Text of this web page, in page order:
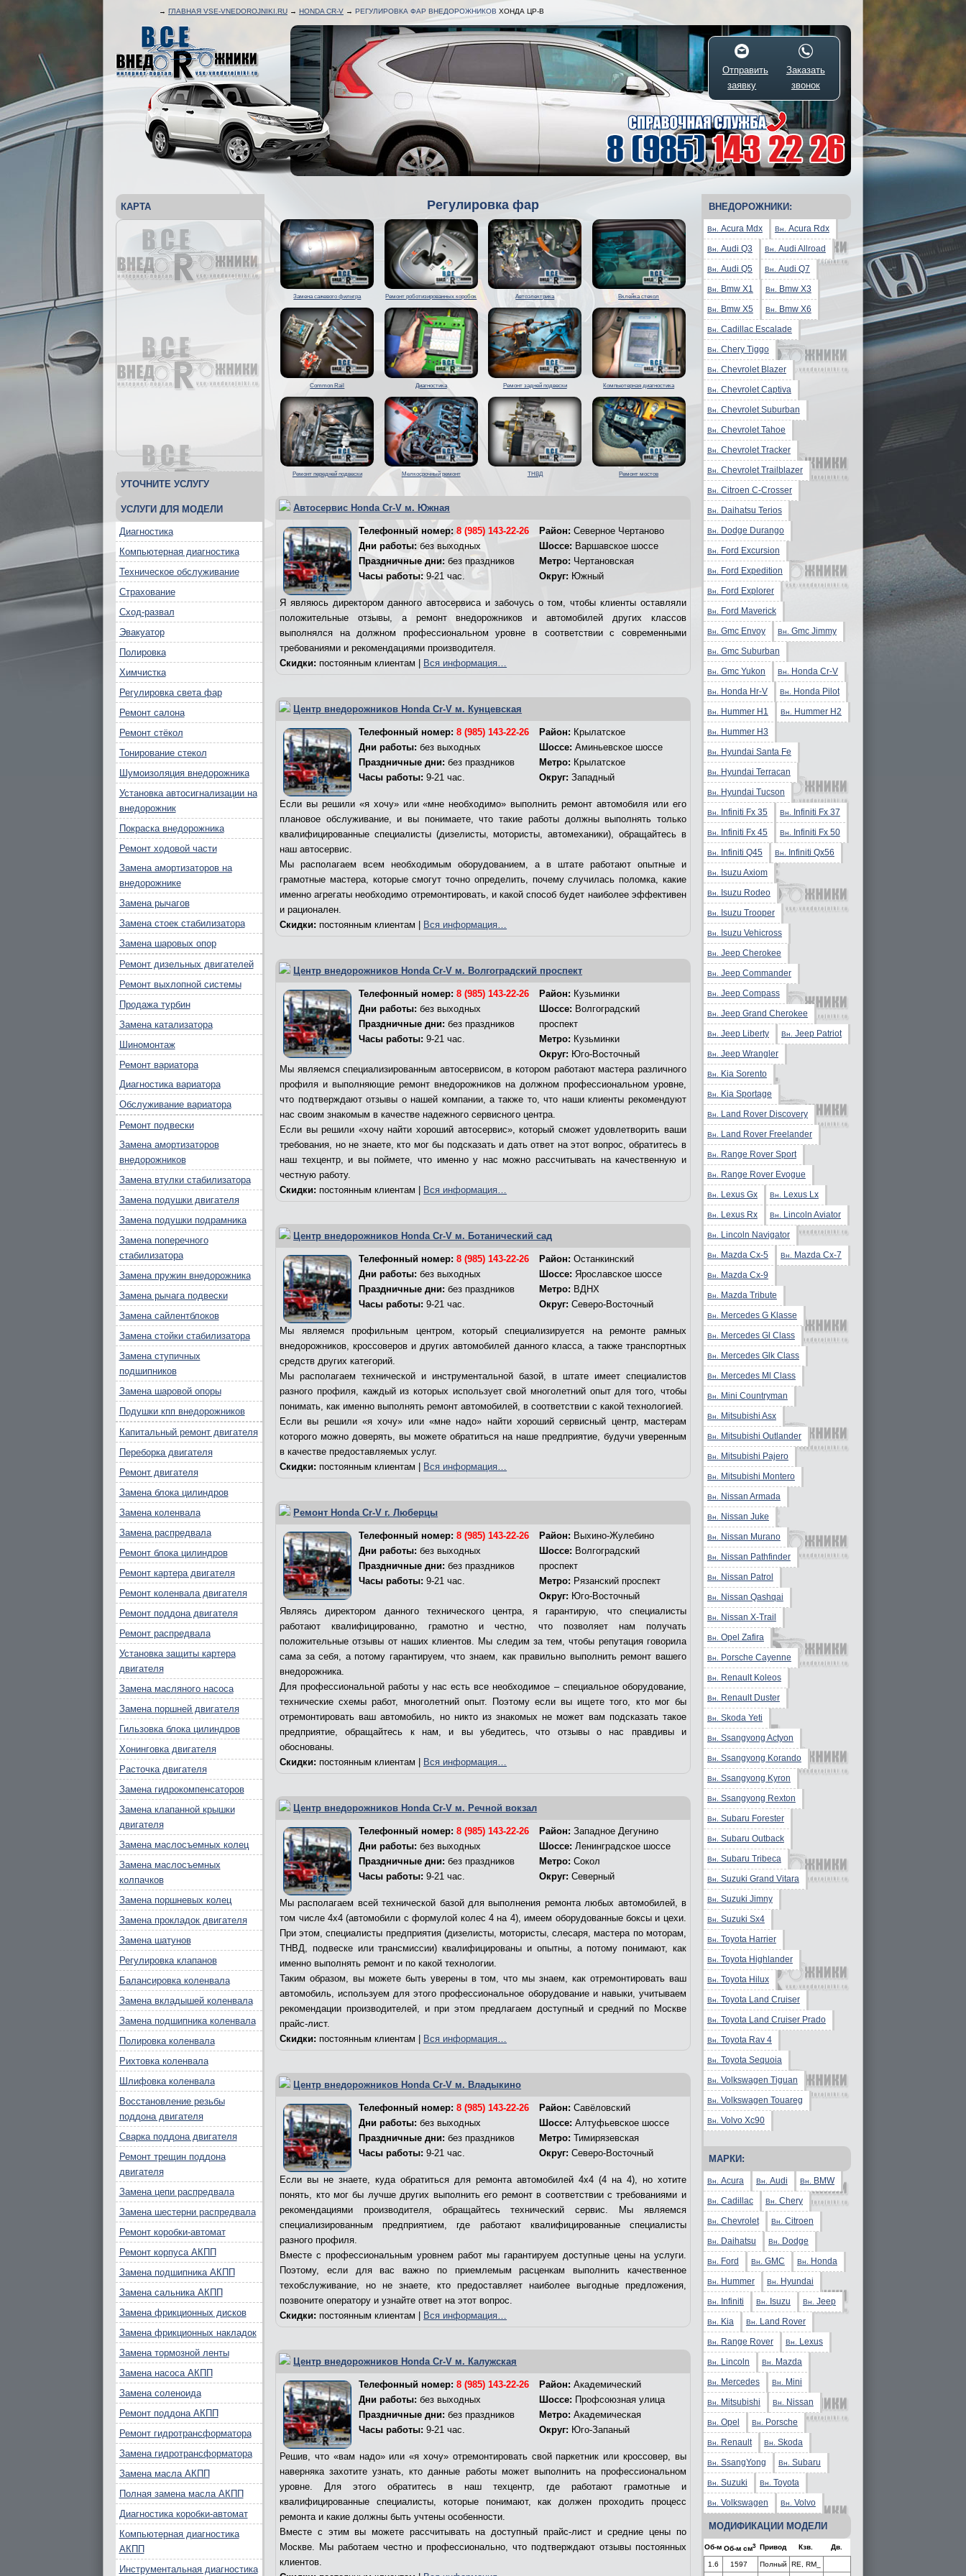
→ ГЛАВНАЯ VSE-VNEDOROJNIKI.RU → HONDA CR-V → РЕГУЛИРОВКА ФАР ВНЕДОРОЖНИКОВ ХОНДА ЦР-В
Отправить
заявку
Заказать
звонок
Регулировка фар
Замена сажевого фильтра Ремонт роботизированных коробок Автоэлектрика Вклейка стекол
Common Rail Диагностика Ремонт задней подвески Компьютерная диагностика
Ремонт передней подвески Мелкосрочный ремонт ТНВД Ремонт мостов
Автосервис Honda Cr-V м. Южная
Телефонный номер:8 (985) 143-22-26
Дни работы: без выходных
Праздничные дни: без праздников
Часы работы:9-21 час.
Район: Северное Чертаново
Шоссе: Варшавское шоссе
Метро: Чертановская
Округ: Южный
Я являюсь директором данного автосервиса и забочусь о том, чтобы клиенты оставляли
положительные отзывы, а ремонт внедорожников и автомобилей других классов
выполнялся на должном профессиональном уровне в соответствии с современными
требованиями и рекомендациями производителя.
Скидки: постоянным клиентам | Вся информация…
Центр внедорожников Honda Cr-V м. Кунцевская
Телефонный номер:8 (985) 143-22-26
Дни работы: без выходных
Праздничные дни: без праздников
Часы работы: 9-21 час.
Район: Крылатское
Шоссе: Аминьевское шоссе
Метро: Крылатское
Округ: Западный
Если вы решили «я хочу» или «мне необходимо» выполнить ремонт автомобиля или его
плановое обслуживание, и вы понимаете, что такие работы должны выполнять только
квалифицированные специалисты (дизелисты, мотористы, автомеханики), обращайтесь в
наш автосервис.
Мы располагаем всем необходимым оборудованием, а в штате работают опытные и
грамотные мастера, которые смогут точно определить, почему случилась поломка, какие
именно агрегаты необходимо отремонтировать, и какой способ будет наиболее эффективен
и рационален.
Скидки: постоянным клиентам | Вся информация…
Центр внедорожников Honda Cr-V м. Волгоградский проспект
Телефонный номер:8 (985) 143-22-26
Дни работы: без выходных
Праздничные дни: без праздников
Часы работы: 9-21 час.
Район: Кузьминки
Шоссе: Волгоградский
проспект
Метро: Кузьминки
Округ: Юго-Восточный
Мы являемся специализированным автосервисом, в котором работают мастера различного
профиля и выполняющие ремонт внедорожников на должном профессиональном уровне,
что подтверждают отзывы о нашей компании, а также то, что наши клиенты рекомендуют
нас своим знакомым в качестве надежного сервисного центра.
Если вы решили «хочу найти хороший автосервис», который сможет удовлетворить ваши
требования, но не знаете, кто мог бы подсказать и дать ответ на этот вопрос, обратитесь в
наш техцентр, и вы поймете, что именно у нас можно рассчитывать на качественную и
честную работу.
Скидки: постоянным клиентам | Вся информация…
Центр внедорожников Honda Cr-V м. Ботанический сад
Телефонный номер:8 (985) 143-22-26
Дни работы: без выходных
Праздничные дни: без праздников
Часы работы: 9-21 час.
Район: Останкинский
Шоссе: Ярославское шоссе
Метро: ВДНХ
Округ: Северо-Восточный
Мы являемся профильным центром, который специализируется на ремонте рамных
внедорожников, кроссоверов и других автомобилей данного класса, а также транспортных
средств других категорий.
Мы располагаем технической и инструментальной базой, в штате имеет специалистов
разного профиля, каждый из которых использует свой многолетний опыт для того, чтобы
понимать, как именно выполнять ремонт автомобилей, в соответствии с какой технологией.
Если вы решили «я хочу» или «мне надо» найти хороший сервисный центр, мастерам
которого можно доверять, вы можете обратиться на наше предприятие, будучи уверенным
в качестве предоставляемых услуг.
Скидки: постоянным клиентам | Вся информация…
Ремонт Honda Cr-V г. Люберцы
Телефонный номер:8 (985) 143-22-26
Дни работы: без выходных
Праздничные дни: без праздников
Часы работы: 9-21 час.
Район: Выхино-Жулебино
Шоссе: Волгоградский
проспект
Метро: Рязанский проспект
Округ: Юго-Восточный
Являясь директором данного технического центра, я гарантирую, что специалисты
работают квалифицированно, грамотно и честно, что позволяет нам получать
положительные отзывы от наших клиентов. Мы следим за тем, чтобы репутация говорила
сама за себя, а потому гарантируем, что знаем, как правильно выполнить ремонт вашего
внедорожника.
Для профессиональной работы у нас есть все необходимое – специальное оборудование,
технические схемы работ, многолетний опыт. Поэтому если вы ищете того, кто мог бы
отремонтировать ваш автомобиль, но никто из знакомых не может вам подсказать такое
предприятие, обращайтесь к нам, и вы убедитесь, что отзывы о нас правдивы и
обоснованы.
Скидки: постоянным клиентам | Вся информация…
Центр внедорожников Honda Cr-V м. Речной вокзал
Телефонный номер:8 (985) 143-22-26
Дни работы: без выходных
Праздничные дни: без праздников
Часы работы: 9-21 час.
Район: Западное Дегунино
Шоссе: Ленинградское шоссе
Метро: Сокол
Округ: Северный
Мы располагаем всей технической базой для выполнения ремонта любых автомобилей, в
том числе 4х4 (автомобили с формулой колес 4 на 4), имеем оборудованные боксы и цехи.
При этом, специалисты предприятия (дизелисты, мотористы, слесаря, мастера по моторам,
ТНВД, подвеске или трансмиссии) квалифицированы и опытны, а потому понимают, как
именно выполнять ремонт и по какой технологии.
Таким образом, вы можете быть уверены в том, что мы знаем, как отремонтировать ваш
автомобиль, используем для этого профессиональное оборудование и навыки, учитываем
рекомендации производителей, и при этом предлагаем доступный и средний по Москве
прайс-лист.
Скидки: постоянным клиентам | Вся информация…
Центр внедорожников Honda Cr-V м. Владыкино
Телефонный номер:8 (985) 143-22-26
Дни работы: без выходных
Праздничные дни: без праздников
Часы работы: 9-21 час.
Район: Савёловский
Шоссе: Алтуфьевское шоссе
Метро: Тимирязевская
Округ: Северо-Восточный
Если вы не знаете, куда обратиться для ремонта автомобилей 4х4 (4 на 4), но хотите
понять, кто мог бы лучше других выполнить его ремонт в соответствии с требованиями и
рекомендациями производителя, обращайтесь технический сервис. Мы являемся
специализированным предприятием, где работают квалифицированные специалисты
разного профиля.
Вместе с профессиональным уровнем работ мы гарантируем доступные цены на услуги.
Поэтому, если для вас важно по приемлемым расценкам выполнить качественное
техобслуживание, но не знаете, кто предоставляет наиболее выгодные предложения,
позвоните оператору и узнайте ответ на этот вопрос.
Скидки: постоянным клиентам | Вся информация…
Центр внедорожников Honda Cr-V м. Калужская
Телефонный номер:8 (985) 143-22-26
Дни работы: без выходных
Праздничные дни: без праздников
Часы работы: 9-21 час.
Район: Академический
Шоссе: Профсоюзная улица
Метро: Академическая
Округ: Юго-Запаный
Решив, что «вам надо» или «я хочу» отремонтировать свой паркетник или кроссовер, вы
наверняка захотите узнать, кто данные работы может выполнить на профессиональном
уровне. Для этого обратитесь в наш техцентр, где работают грамотные и
квалифицированные специалисты, которые понимают, как должен проходить процесс
ремонта и какие должны быть учтены особенности.
Вместе с этим вы можете рассчитывать на доступный прайс-лист и средние цены по
Москве. Мы работаем честно и профессионально, что подтверждают отзывы постоянных
клиентов.
КАРТА
УТОЧНИТЕ УСЛУГУ
УСЛУГИ ДЛЯ МОДЕЛИ
Диагностика
Компьютерная диагностика
Техническое обслуживание
Страхование
Сход-развал
Эвакуатор
Полировка
Химчистка
Регулировка света фар
Ремонт салона
Ремонт стёкол
Тонирование стекол
Шумоизоляция внедорожника
Установка автосигнализации на
внедорожник
Покраска внедорожника
Ремонт ходовой части
Замена амортизаторов на
внедорожнике
Замена рычагов
Замена стоек стабилизатора
Замена шаровых опор
Ремонт дизельных двигателей
Ремонт выхлопной системы
Продажа турбин
Замена катализатора
Шиномонтаж
Ремонт вариатора
Диагностика вариатора
Обслуживание вариатора
Ремонт подвески
Замена амортизаторов
внедорожников
Замена втулки стабилизатора
Замена подушки двигателя
Замена подушки подрамника
Замена поперечного
стабилизатора
Замена пружин внедорожника
Замена рычага подвески
Замена сайлентблоков
Замена стойки стабилизатора
Замена ступичных
подшипников
Замена шаровой опоры
Подушки кпп внедорожников
Капитальный ремонт двигателя
Переборка двигателя
Ремонт двигателя
Замена блока цилиндров
Замена коленвала
Замена распредвала
Ремонт блока цилиндров
Ремонт картера двигателя
Ремонт коленвала двигателя
Ремонт поддона двигателя
Ремонт распредвала
Установка защиты картера
двигателя
Замена масляного насоса
Замена поршней двигателя
Гильзовка блока цилиндров
Хонинговка двигателя
Расточка двигателя
Замена гидрокомпенсаторов
Замена клапанной крышки
двигателя
Замена маслосъемных колец
Замена маслосъемных
колпачков
Замена поршневых колец
Замена прокладок двигателя
Замена шатунов
Регулировка клапанов
Балансировка коленвала
Замена вкладышей коленвала
Замена подшипника коленвала
Полировка коленвала
Рихтовка коленвала
Шлифовка коленвала
Восстановление резьбы
поддона двигателя
Сварка поддона двигателя
Ремонт трещин поддона
двигателя
Замена цепи распредвала
Замена шестерни распредвала
Ремонт коробки-автомат
Ремонт корпуса АКПП
Замена подшипника АКПП
Замена сальника АКПП
Замена фрикционных дисков
Замена фрикционных накладок
Замена тормозной ленты
Замена насоса АКПП
Замена соленоида
Ремонт поддона АКПП
Ремонт гидротрансформатора
Замена гидротрансформатора
Замена масла АКПП
Полная замена масла АКПП
Диагностика коробки-автомат
Компьютерная диагностика
АКПП
Инструментальная диагностика
ВНЕДОРОЖНИКИ:
Вн. Acura Mdx Вн. Acura Rdx
Вн. Audi Q3 Вн. Audi Allroad
Вн. Audi Q5 Вн. Audi Q7
Вн. Bmw X1 Вн. Bmw X3
Вн. Bmw X5 Вн. Bmw X6
Вн. Cadillac Escalade
Вн. Chery Tiggo
Вн. Chevrolet Blazer
Вн. Chevrolet Captiva
Вн. Chevrolet Suburban
Вн. Chevrolet Tahoe
Вн. Chevrolet Tracker
Вн. Chevrolet Trailblazer
Вн. Citroen C-Crosser
Вн. Daihatsu Terios
Вн. Dodge Durango
Вн. Ford Excursion
Вн. Ford Expedition
Вн. Ford Explorer
Вн. Ford Maverick
Вн. Gmc Envoy Вн. Gmc Jimmy
Вн. Gmc Suburban
Вн. Gmc Yukon Вн. Honda Cr-V
Вн. Honda Hr-V Вн. Honda Pilot
Вн. Hummer H1 Вн. Hummer H2
Вн. Hummer H3
Вн. Hyundai Santa Fe
Вн. Hyundai Terracan
Вн. Hyundai Tucson
Вн. Infiniti Fx 35 Вн. Infiniti Fx 37
Вн. Infiniti Fx 45 Вн. Infiniti Fx 50
Вн. Infiniti Q45 Вн. Infiniti Qx56
Вн. Isuzu Axiom
Вн. Isuzu Rodeo
Вн. Isuzu Trooper
Вн. Isuzu Vehicross
Вн. Jeep Cherokee
Вн. Jeep Commander
Вн. Jeep Compass
Вн. Jeep Grand Cherokee
Вн. Jeep Liberty Вн. Jeep Patriot
Вн. Jeep Wrangler
Вн. Kia Sorento
Вн. Kia Sportage
Вн. Land Rover Discovery
Вн. Land Rover Freelander
Вн. Range Rover Sport
Вн. Range Rover Evogue
Вн. Lexus Gx Вн. Lexus Lx
Вн. Lexus Rx Вн. Lincoln Aviator
Вн. Lincoln Navigator
Вн. Mazda Cx-5 Вн. Mazda Cx-7
Вн. Mazda Cx-9
Вн. Mazda Tribute
Вн. Mercedes G Klasse
Вн. Mercedes Gl Class
Вн. Mercedes Glk Class
Вн. Mercedes Ml Class
Вн. Mini Countryman
Вн. Mitsubishi Asx
Вн. Mitsubishi Outlander
Вн. Mitsubishi Pajero
Вн. Mitsubishi Montero
Вн. Nissan Armada
Вн. Nissan Juke
Вн. Nissan Murano
Вн. Nissan Pathfinder
Вн. Nissan Patrol
Вн. Nissan Qashqai
Вн. Nissan X-Trail
Вн. Opel Zafira
Вн. Porsche Cayenne
Вн. Renault Koleos
Вн. Renault Duster
Вн. Skoda Yeti
Вн. Ssangyong Actyon
Вн. Ssangyong Korando
Вн. Ssangyong Kyron
Вн. Ssangyong Rexton
Вн. Subaru Forester
Вн. Subaru Outback
Вн. Subaru Tribeca
Вн. Suzuki Grand Vitara
Вн. Suzuki Jimny
Вн. Suzuki Sx4
Вн. Toyota Harrier
Вн. Toyota Highlander
Вн. Toyota Hilux
Вн. Toyota Land Cruiser
Вн. Toyota Land Cruiser Prado
Вн. Toyota Rav 4
Вн. Toyota Sequoia
Вн. Volkswagen Tiguan
Вн. Volkswagen Touareg
Вн. Volvo Xc90
МАРКИ:
Вн. Acura Вн. Audi Вн. BMW
Вн. Cadillac Вн. Chery
Вн. Chevrolet Вн. Citroen
Вн. Daihatsu Вн. Dodge
Вн. Ford Вн. GMC Вн. Honda
Вн. Hummer Вн. Hyundai
Вн. Infiniti Вн. Isuzu Вн. Jeep
Вн. Kia Вн. Land Rover
Вн. Range Rover Вн. Lexus
Вн. Lincoln Вн. Mazda
Вн. Mercedes Вн. Mini
Вн. Mitsubishi Вн. Nissan
Вн. Opel Вн. Porsche
Вн. Renault Вн. Skoda
Вн. SsangYong Вн. Subaru
Вн. Suzuki Вн. Toyota
Вн. Volkswagen Вн. Volvo
МОДИФИКАЦИИ МОДЕЛИ
Об-м Об-м см3 Привод Кзв. Дв.
1.6 1597 Полный RE, RM_